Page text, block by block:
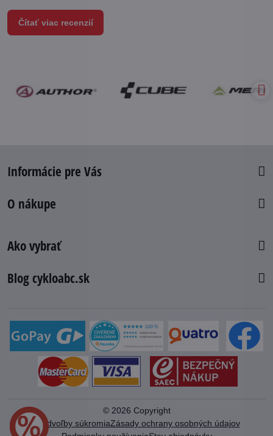
Čítať viac recenzií
Informácie pre Vás
O nákupe
Ako vybrať
Blog cykloabc.sk
© 2026 Copyright
Predvoľby súkromiaZásady ochrany osobných údajov